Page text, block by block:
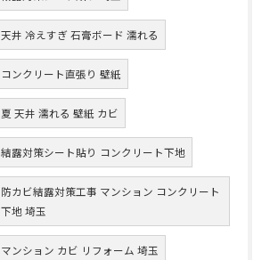
天井 冷えすぎ 石膏ボード 濡れる
コンクリート直張り 壁紙
夏 天井 濡れる 壁紙 カビ
結露対策シート貼り コンクリート下地
防カビ結露対策工事 マンション コンクリート
下地 埼玉
マンション カビ リフォーム 埼玉